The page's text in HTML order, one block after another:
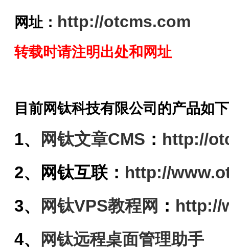
网址： http://otcms.com
转载时请注明出处和网址
目前网钛科技有限公司的产品如
1、 网钛文章CMS ： http://
2、
网钛互联 ： http://
3、
网钛VPS教程网 ： http://
4、
网钛远程桌面管理助手